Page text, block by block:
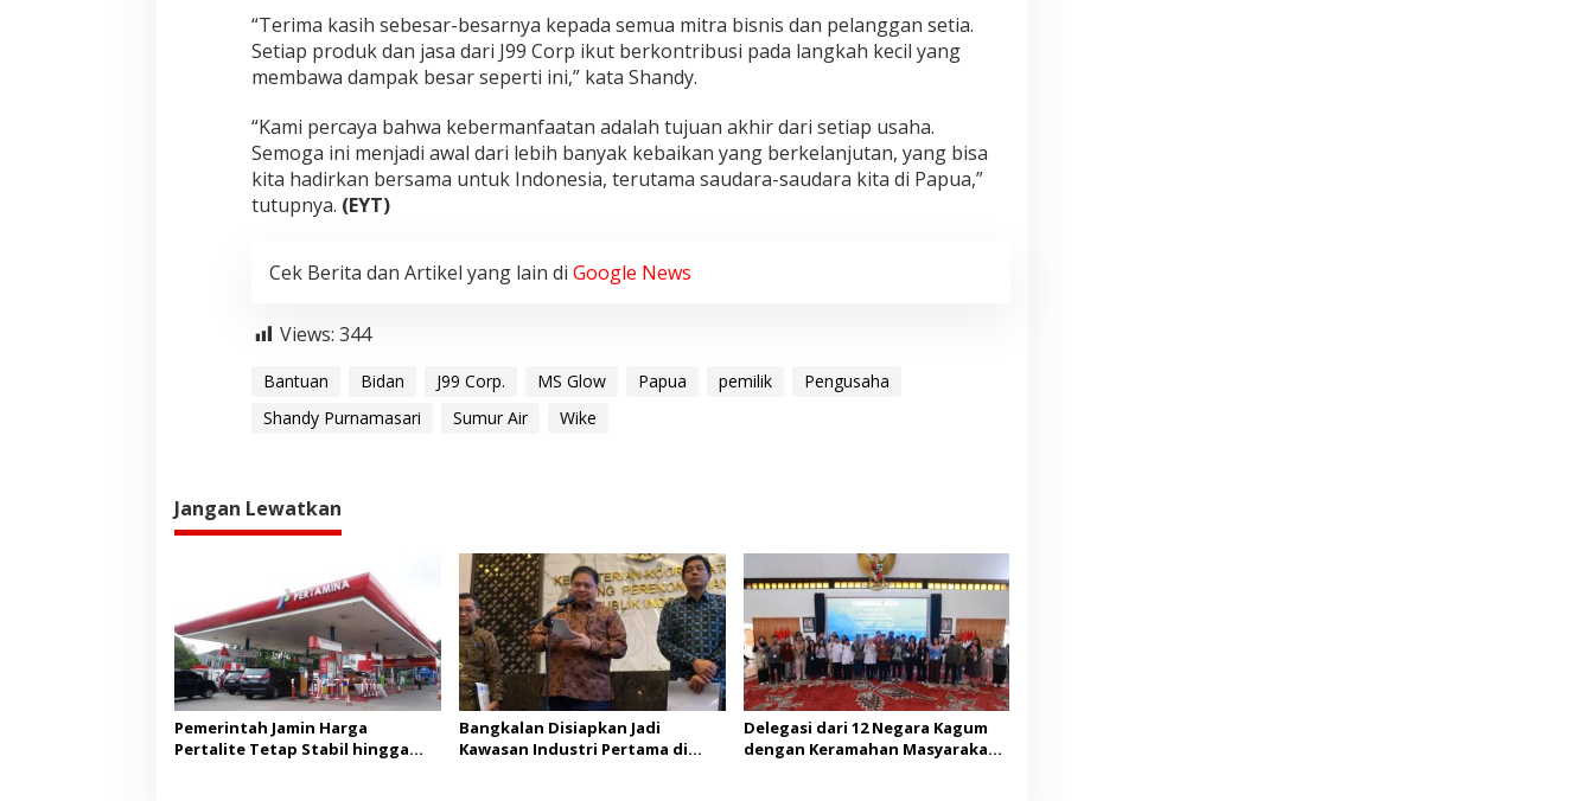
“Terima kasih sebesar-besarnya kepada semua mitra bisnis dan pelanggan setia.
Setiap produk dan jasa dari J99 Corp ikut berkontribusi pada langkah kecil yang
membawa dampak besar seperti ini,” kata Shandy.
“Kami percaya bahwa kebermanfaatan adalah tujuan akhir dari setiap usaha.
Semoga ini menjadi awal dari lebih banyak kebaikan yang berkelanjutan, yang bisa
kita hadirkan bersama untuk Indonesia, terutama saudara-saudara kita di Papua,”
tutupnya. (EYT)
Cek Berita dan Artikel yang lain di Google News
Views: 344
Bantuan Bidan J99 Corp. MS Glow Papua pemilik
Pengusaha
Shandy Purnamasari
Sumur Air Wike
Jangan Lewatkan
Pemerintah Jamin Harga
Pertalite Tetap Stabil hingga
Bangkalan Disiapkan Jadi
Kawasan Industri Pertama di
Delegasi dari 12 Negara Kagum
dengan Keramahan Masyarakat